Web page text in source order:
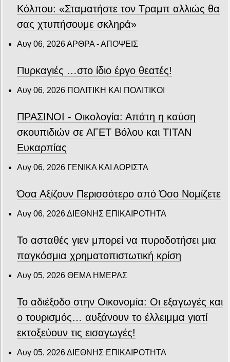
Κόλπου: «Σταματήστε τον Τραμπ αλλιώς θα
σας χτυπήσουμε σκληρά»
Αυγ 06, 2026ΑΡΘΡΑ - ΑΠΟΨΕΙΣ
Πυρκαγιές …στο ίδιο έργο θεατές!
Αυγ 06, 2026 ΠΟΛΙΤΙΚΗ ΚΑΙ ΠΟΛΙΤΙΚΟΙ
ΠΡΑΣΙΝΟΙ - Οικολογία: Απάτη η καύση
σκουπιδιών σε ΑΓΕΤ Βόλου και ΤΙΤΑΝ
Ευκαρπίας
Αυγ 06, 2026 ΓΕΝΙΚΑ ΚΑΙ ΑΟΡΙΣΤΑ
Όσα Αξίζουν Περισσότερο από Όσο Νομίζετε
Αυγ 06, 2026ΔΙΕΘΝΗΣ ΕΠΙΚΑΙΡΟΤΗΤΑ
Το ασταθές γιεν μπορεί να πυροδοτήσει μια
παγκόσμια χρηματοπιστωτική κρίση
Αυγ 05, 2026 ΘΕΜΑ ΗΜΕΡΑΣ
Το αδιέξοδο στην Οικονομία: Οι εξαγωγές και
ο τουρισμός… αυξάνουν το έλλειμμα γιατί
εκτοξεύουν τις εισαγωγές!
Αυγ 05, 2026ΔΙΕΘΝΗΣ ΕΠΙΚΑΙΡΟΤΗΤΑ